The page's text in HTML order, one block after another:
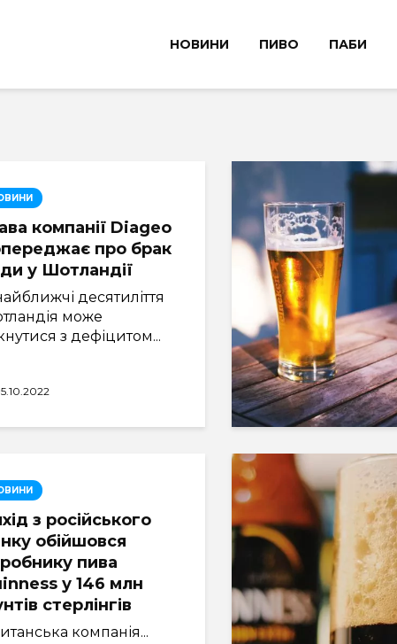
НОВИНИ ПИВО ПАБИ
компанії Diageo
про брак
у Шотландії
десятиліття
може
з дефіцитом...
з російського
обійшовся
пива
у 146 млн
стерлінгів
компанія...